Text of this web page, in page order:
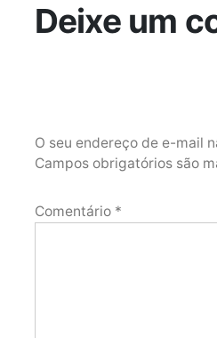
Deixe um
O seu endereço de e-mail
Campos obrigatórios são
Comentário *